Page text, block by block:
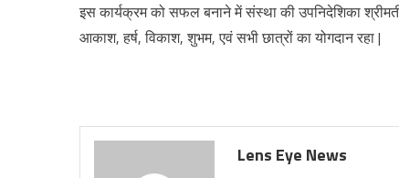
इस कार्यक्रम को सफल बनाने में संस्था की उपनिदेशिका
आकाश, हर्ष, विकाश, शुभम, एवं सभी छात्रों का योगदान रहा |
Lens Eye News